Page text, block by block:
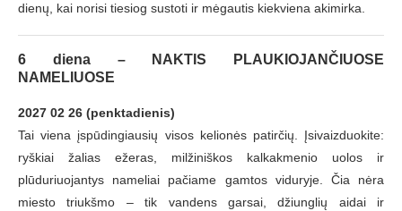
dienų, kai norisi tiesiog sustoti ir mėgautis kiekviena akimirka.
6 diena – NAKTIS PLAUKIOJANČIUOSE
NAMELIUOSE
2027 02 26 (penktadienis)
Tai viena įspūdingiausių visos kelionės patirčių. Įsivaizduokite:
ryškiai žalias ežeras, milžiniškos kalkakmenio uolos ir
plūduriuojantys nameliai pačiame gamtos viduryje. Čia nėra
miesto triukšmo – tik vandens garsai, džiunglių aidai ir